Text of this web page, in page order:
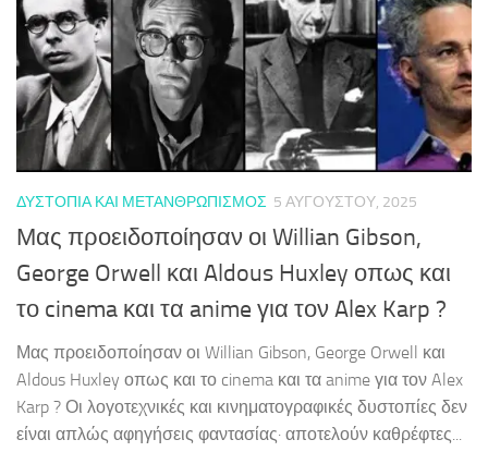
ΔΥΣΤΟΠΊΑ ΚΑΙ ΜΕΤΑΝΘΡΩΠΙΣΜΌΣ 5 ΑΥΓΟΎΣΤΟΥ, 2025
Μας προειδοποίησαν οι Willian Gibson,
George Orwell και Aldous Huxley οπως και
το cinema και τα anime για τον Alex Karp ?
Μας προειδοποίησαν οι Willian Gibson, George Orwell και
Aldous Huxley οπως και το cinema και τα anime για τον Alex
Karp ? Οι λογοτεχνικές και κινηματογραφικές δυστοπίες δεν
είναι απλώς αφηγήσεις φαντασίας· αποτελούν καθρέφτες...